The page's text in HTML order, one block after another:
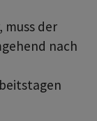
muss der
nach